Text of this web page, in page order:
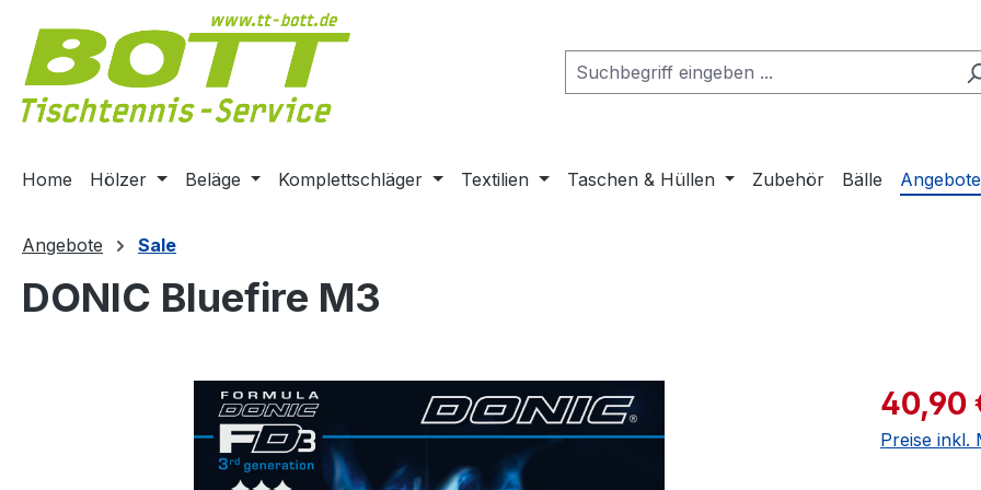
Hauptinhalt springen
Zur Suche springen
Zur Hauptnavigation springen
Home Hölzer Beläge Komplettschläger Textilien Taschen & Hüllen Zubehör Bälle Angebote
Angebote Sale
DONIC Bluefire M3
40,90
Preise inkl.